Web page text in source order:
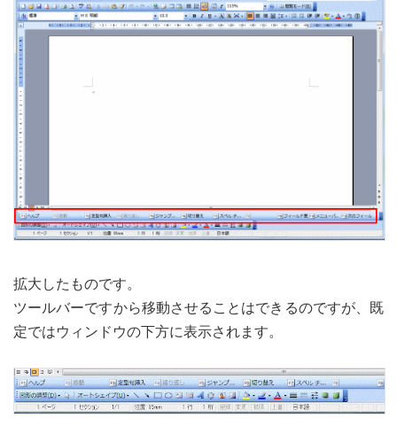
拡大したものです。
ツールバーですから移動させることはできるのですが、既
定ではウィンドウの下方に表示されます。